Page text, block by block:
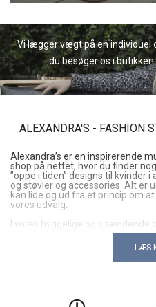
Vi lægger vægt på en individuel
du besøger os i
ALEXANDRA'S - FASHION
Alexandra’s er en inspirerende
shop på nettet, hvor du finder
”oppe i tiden” designs til kvinder
og støvler og accessories. Alt er
kan lide og ud fra et princip om
vores udvalg.
I vores hyggelige og
største udvalg og de nyeste
Living, esmé studios,
Friihof+siig, Haute L`Amitié og
brands – og der kommer hele
du gratis parkering lige ved
LÆS